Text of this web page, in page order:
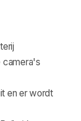
camera's
en er wordt